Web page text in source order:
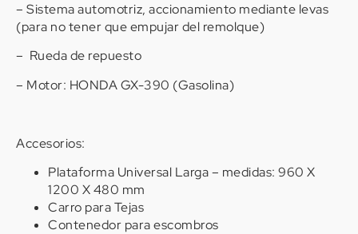
– Sistema automotriz, accionamiento mediante levas
(para no tener que empujar del remolque)
– Rueda de repuesto
– Motor: HONDA GX-390 (Gasolina)
Accesorios:
Plataforma Universal Larga – medidas: 960 X
1200 X 480 mm
Carro para Tejas
Contenedor para escombros